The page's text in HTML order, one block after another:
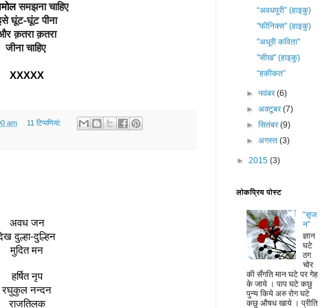
समझना चाहिए
घूंट-घूंट पीना
क़तरा क़तरा
जीना चाहिए
XXXXX
am 11 टिप्‍पणियां:
अवध जन
दुल्हा-दुल्हिन
मुदित मन
हर्षित नृप
रघुकुल नन्दन
राजतिलक
“अवधपुरी” (हाइकु)
"फीनिक्स" (हाइकु)
"अधूरी कविता"
"सीख" (हाइकु)
“हकीकत”
►नवंबर(6)
►अक्टूबर(7)
►सितंबर(9)
►अगस्त(3)
► 2015 (3)
लोकप्रिय पोस्ट
“सृज
न”
ज्ञान
घटे
ठग
चोर
की सँगति मान घटे पर गेह
के जाये । पाप घटे कछु
पुन्य किये अरु रोग घटे
कछु औषध खाये । प्रीति